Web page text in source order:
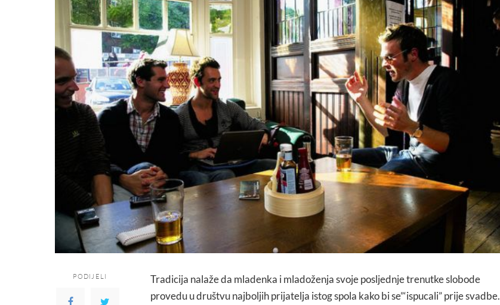
PODIJELI
Tradicija nalaže da mladenka i mladoženja svoje posljednje trenutke slobode
provedu u društvu najboljih prijatelja istog spola kako bi se”‘ispucali” prije svadbe.